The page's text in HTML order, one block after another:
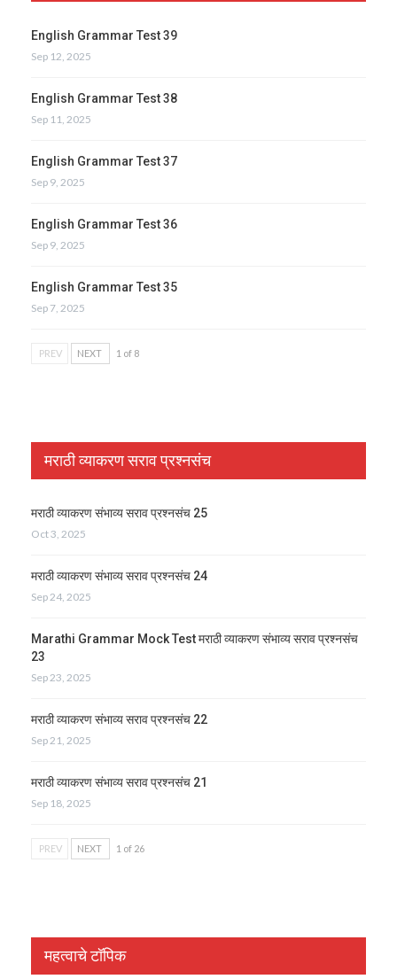
English Grammar Test 39
Sep 12, 2025
English Grammar Test 38
Sep 11, 2025
English Grammar Test 37
Sep 9, 2025
English Grammar Test 36
Sep 9, 2025
English Grammar Test 35
Sep 7, 2025
PREV NEXT 1 of 8
मराठी व्याकरण सराव प्रश्नसंच
मराठी व्याकरण संभाव्य सराव प्रश्नसंच 25
Oct 3, 2025
मराठी व्याकरण संभाव्य सराव प्रश्नसंच 24
Sep 24, 2025
Marathi Grammar Mock Test मराठी व्याकरण संभाव्य सराव प्रश्नसंच
23
Sep 23, 2025
मराठी व्याकरण संभाव्य सराव प्रश्नसंच 22
Sep 21, 2025
मराठी व्याकरण संभाव्य सराव प्रश्नसंच 21
Sep 18, 2025
PREV NEXT 1 of 26
महत्वाचे टॉपिक